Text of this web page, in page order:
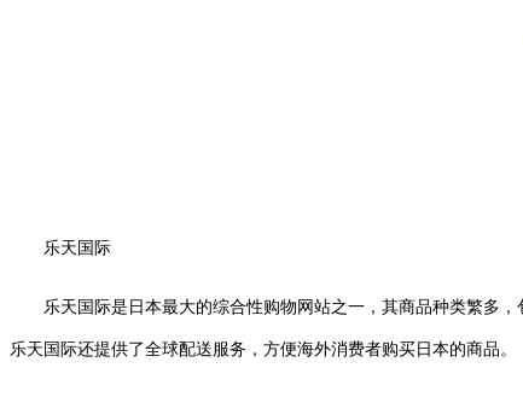
乐天国际
乐天国际是日本最大的综合性购物网站之一，其商品种类繁多
乐天国际还提供了全球配送服务，方便海外消费者购买日本的商品。